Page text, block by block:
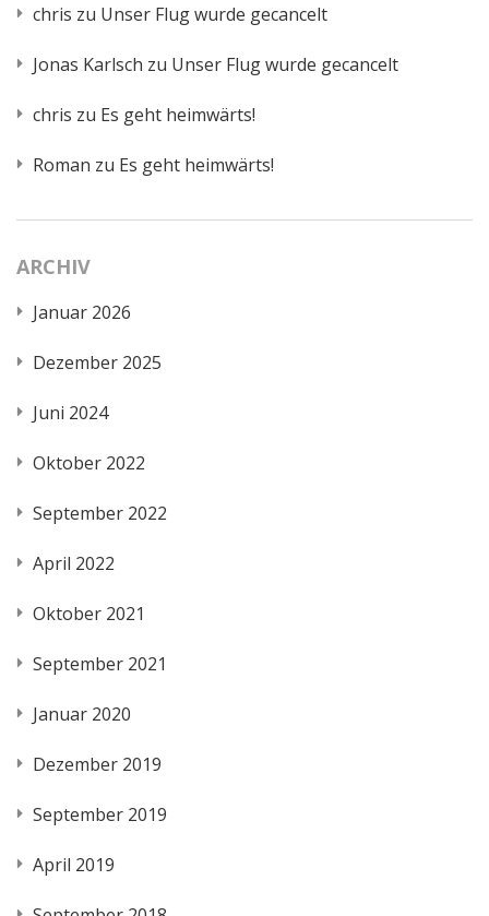
chris zu Unser Flug wurde gecancelt
Jonas Karlsch zu Unser Flug wurde gecancelt
chris zu Es geht heimwärts!
Roman zu Es geht heimwärts!
ARCHIV
Januar 2026
Dezember 2025
Juni 2024
Oktober 2022
September 2022
April 2022
Oktober 2021
September 2021
Januar 2020
Dezember 2019
September 2019
April 2019